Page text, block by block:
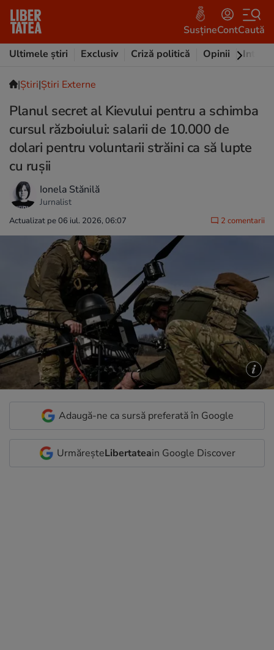
SusțineContCaută
Ultimele știri
Exclusiv Criză politică Opinii
|Ştiri|Știri Externe
Planul secret al Kievului pentru a schimba
cursul războiului: salarii de 10.000 de
dolari pentru voluntarii străini ca să lupte
cu rușii
Ionela Stănilă
Jurnalist
Actualizat pe 06 iul. 2026, 06:07 2 comentarii
Adaugă-ne ca sursă preferată în Google
UrmăreșteLibertateain Google Discover